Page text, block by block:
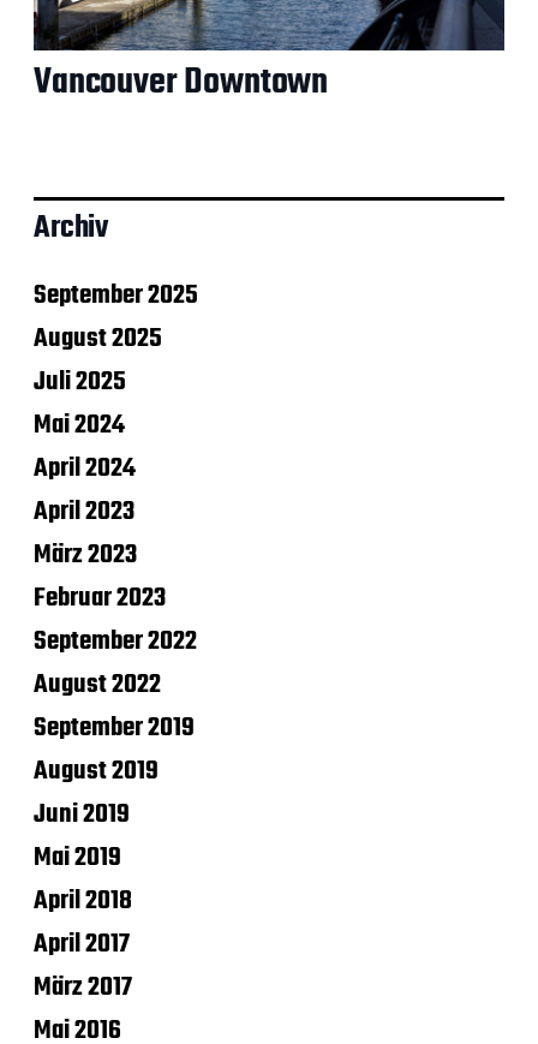
Vancouver Downtown
Archiv
September 2025
August 2025
Juli 2025
Mai 2024
April 2024
April 2023
März 2023
Februar 2023
September 2022
August 2022
September 2019
August 2019
Juni 2019
Mai 2019
April 2018
April 2017
März 2017
Mai 2016